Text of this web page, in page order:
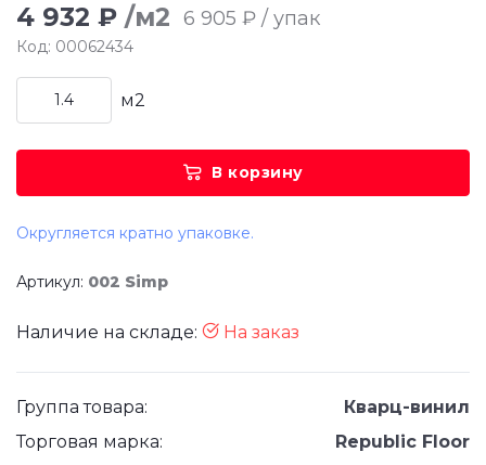
4 932 ₽ /м2 6 905 ₽ / упак
Код: 00062434
м2
В корзину
Округляется кратно упаковке.
Артикул: 002 Simp
Наличие на складе: На заказ
Группа товара:
Кварц-винил
Торговая марка:
Republic Floor